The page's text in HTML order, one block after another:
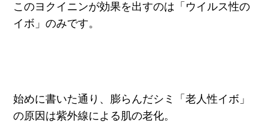
このヨクイニンが効果を出すのは「ウイルス性の
イボ」のみです。
始めに書いた通り、膨らんだシミ「老人性イボ」
の原因は紫外線による肌の老化。